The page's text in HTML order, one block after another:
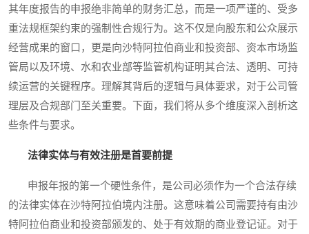
其年度报告的申报绝非简单的财务汇总，而是一项严谨的、受多
重法规框架约束的强制性合规行为。这不仅是向股东和公众展示
经营成果的窗口，更是向沙特阿拉伯商业和投资部、资本市场监
管局以及环境、水和农业部等监管机构证明其合法、透明、可持
续运营的关键程序。理解其背后的逻辑与具体要求，对于公司管
理层及合规部门至关重要。下面，我们将从多个维度深入剖析这
些条件与要求。
法律实体与有效注册是首要前提
申报年报的第一个硬性条件，是公司必须作为一个合法存续
的法律实体在沙特阿拉伯境内注册。这意味着公司需要持有由沙
特阿拉伯商业和投资部颁发的、处于有效期的商业登记证。对于